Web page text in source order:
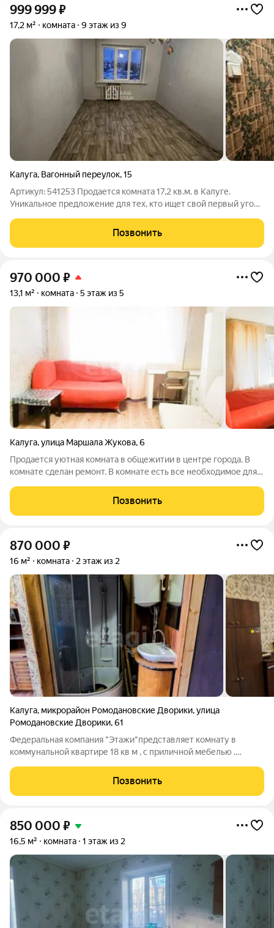
999 999₽
17,2 м² комната 9 этаж из 9
Калуга, Вагонный переулок,15
Артикул: 541253 Продается комната 17,2 кв.м. в Калуге.
Уникальное предложение для тех, кто ищет свой первый угол,
проживания в развивающемся районе. Адрес: г. Калуга,
Вагонный переулок, 15. Это
Позвонить
970 000 ₽
13,1 м² комната 5 этаж из 5
Калуга,улица Маршала Жукова,6
Продается уютная комната в общежитии в центре города. В
комнате сделан ремонт. В комнате есть все необходимое для
пользования содержатся в чистоте и порядке. Горячая вода
-колонка. В блоке
Позвонить
870 000 ₽
16 м² комната 2 этаж из 2
Калуга, микрорайон Ромодановские Дворики,улица
Ромодановские Дворики,61
Федеральная компания "Этажи"представляет комнату в
коммунальной квартире 18 кв м , с приличной мебелью .
кирпичного дома. В комнате удобства : вода , душевая. Туалет
находится на этаже. Район
Позвонить
850 000 ₽
16,5 м² комната 1 этаж из 2